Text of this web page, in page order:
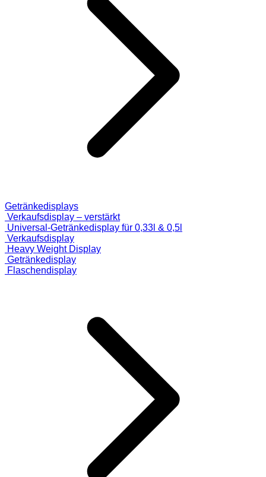
Getränkedisplays
Verkaufsdisplay – verstärkt
Universal-Getränkedisplay für 0,33l & 0,5l
Verkaufsdisplay
Heavy Weight Display
Getränkedisplay
Flaschendisplay